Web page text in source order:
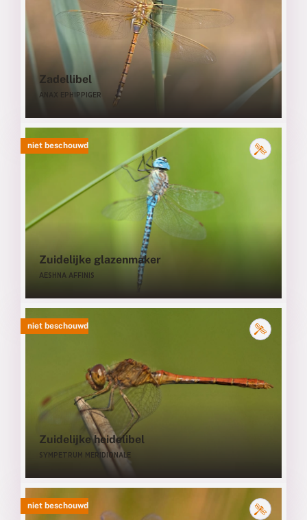
Zadellibel
ANAX EPHIPPIGER
niet beschouwd
Zuidelijke glazenmaker
AESHNA AFFINIS
niet beschouwd
Zuidelijke heidelibel
SYMPETRUM MERIDIONALE
niet beschouwd